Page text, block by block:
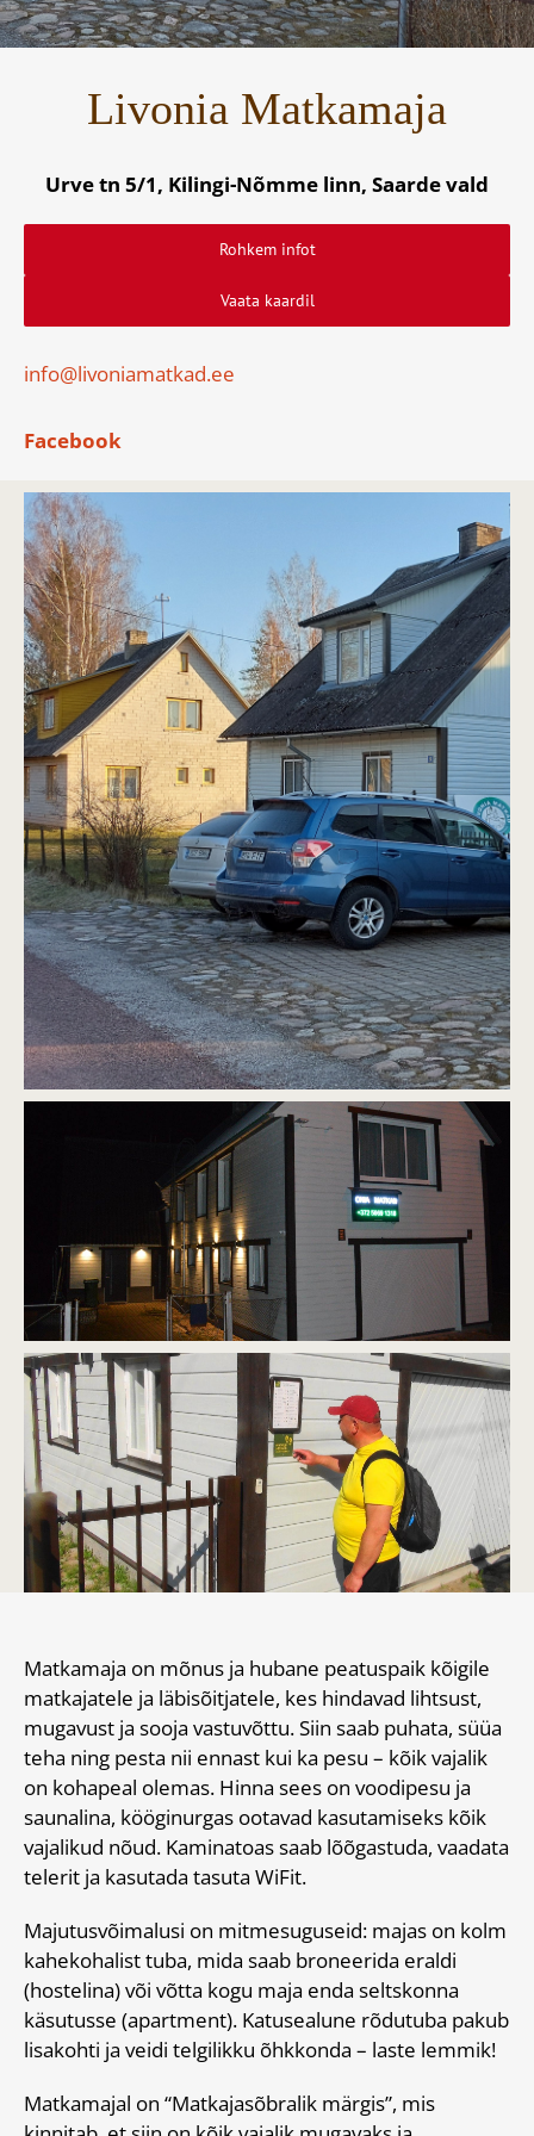
Livonia Matkamaja
Urve tn 5/1, Kilingi-Nõmme linn, Saarde vald
Rohkem infot
Vaata kaardil
info@livoniamatkad.ee
Facebook
Matkamaja on mõnus ja hubane peatuspaik kõigile
matkajatele ja läbisõitjatele, kes hindavad lihtsust,
mugavust ja sooja vastuvõttu. Siin saab puhata, süüa
teha ning pesta nii ennast kui ka pesu – kõik vajalik
on kohapeal olemas. Hinna sees on voodipesu ja
saunalina, kööginurgas ootavad kasutamiseks kõik
vajalikud nõud. Kaminatoas saab lõõgastuda, vaadata
telerit ja kasutada tasuta WiFit.
Majutusvõimalusi on mitmesuguseid: majas on kolm
kahekohalist tuba, mida saab broneerida eraldi
(hostelina) või võtta kogu maja enda seltskonna
käsutusse (apartment). Katusealune rõdutuba pakub
lisakohti ja veidi telgilikku õhkkonda – laste lemmik!
Matkamajal on “Matkajasõbralik märgis”, mis